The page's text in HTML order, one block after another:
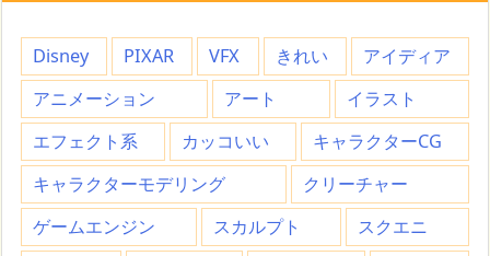
Disney PIXAR VFX きれい
アイディア
アニメーション
アート
イラスト
エフェクト系
カッコいい
キャラクターCG
キャラクターモデリング
クリーチャー
ゲームエンジン
スカルプト
スクエニ